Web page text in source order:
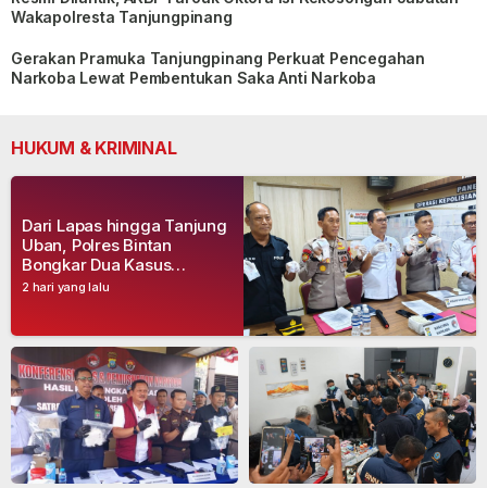
Wakapolresta Tanjungpinang
Gerakan Pramuka Tanjungpinang Perkuat Pencegahan
Narkoba Lewat Pembentukan Saka Anti Narkoba
HUKUM & KRIMINAL
2 hari yang lalu
Dari Lapas hingga Tanjung
Uban, Polres Bintan
Bongkar Dua Kasus
Narkoba, Empat Tersangka